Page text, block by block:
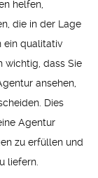
helfen,
die in der Lage
ein qualitativ
wichtig, dass Sie
ansehen,
Dies
Agentur
zu erfüllen und
liefern.